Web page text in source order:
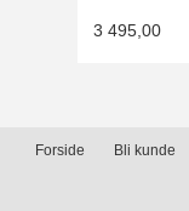
3 495,00
Forside Bli kunde